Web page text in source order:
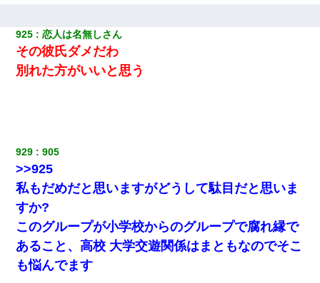
925 恋人は名無しさん
その彼氏ダメだわ
別れた方がいいと思う
929 905
>>925
私もだめだと思いますがどうして駄目だと思いま
すか?
このグループが小学校からのグループで腐れ縁で
あること、高校 大学交遊関係はまともなのでそこ
も悩んでます